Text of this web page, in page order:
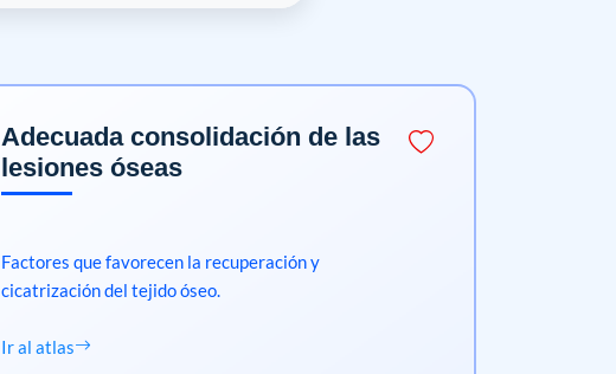
Adecuada consolidación de las
lesiones óseas
Factores que favorecen la recuperación y
cicatrización del tejido óseo.
Ir al atlas